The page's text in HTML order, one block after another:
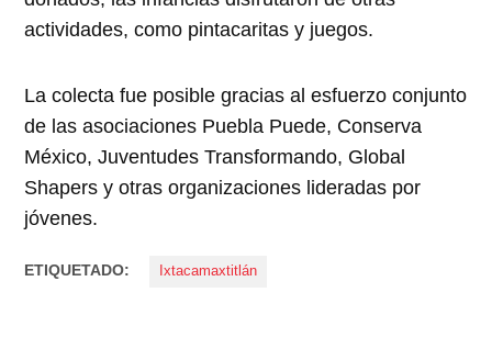
actividades, como pintacaritas y juegos.
La colecta fue posible gracias al esfuerzo conjunto
de las asociaciones Puebla Puede, Conserva
México, Juventudes Transformando, Global
Shapers y otras organizaciones lideradas por
jóvenes.
ETIQUETADO: Ixtacamaxtitlán